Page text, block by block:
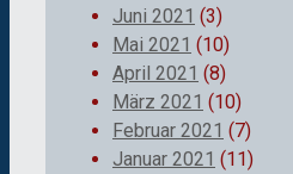
Juni 2021 (3)
Mai 2021 (10)
April 2021 (8)
März 2021 (10)
Februar 2021 (7)
Januar 2021 (11)